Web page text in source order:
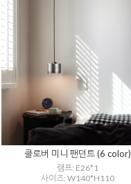
클로버 미니 팬던트 (6 color)
램프: E26*1
사이즈: W140*H110